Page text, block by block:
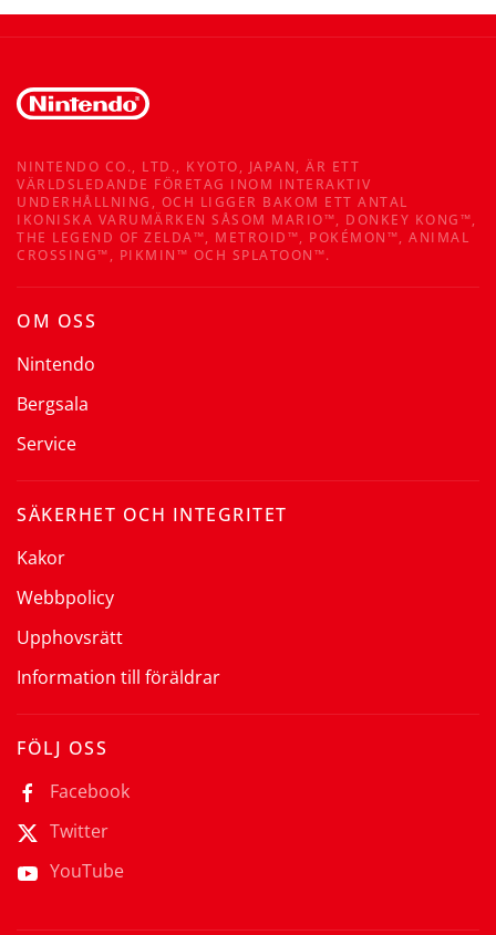
NINTENDO CO., LTD., KYOTO, JAPAN, ÄR ETT
VÄRLDSLEDANDE FÖRETAG INOM INTERAKTIV
UNDERHÅLLNING, OCH LIGGER BAKOM ETT ANTAL
IKONISKA VARUMÄRKEN SÅSOM MARIO™, DONKEY KONG™,
THE LEGEND OF ZELDA™, METROID™, POKÉMON™, ANIMAL
CROSSING™, PIKMIN™ OCH SPLATOON™.
OM OSS
Nintendo
Bergsala
Service
SÄKERHET OCH INTEGRITET
Kakor
Webbpolicy
Upphovsrätt
Information till föräldrar
FÖLJ OSS
Facebook
Twitter
YouTube